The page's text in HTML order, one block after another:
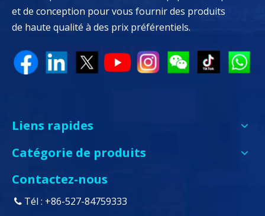
et de conception pour vous fournir des produits
de haute qualité à des prix préférentiels.
Liens rapides
Catégorie de produits
Contactez-nous
 Tél : +86-527-84759333